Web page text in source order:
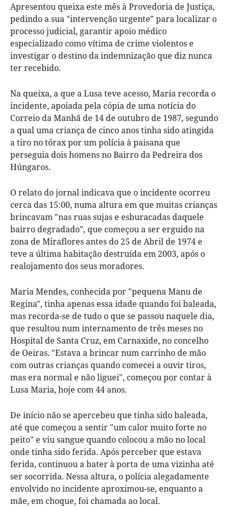
Apresentou queixa este mês à Provedoria de Justiça,
pedindo a sua "intervenção urgente" para localizar o
processo judicial, garantir apoio médico
especializado como vítima de crime violentos e
investigar o destino da indemnização que diz nunca
ter recebido.
Na queixa, a que a Lusa teve acesso, Maria recorda o
incidente, apoiada pela cópia de uma notícia do
Correio da Manhã de 14 de outubro de 1987, segundo
a qual uma criança de cinco anos tinha sido atingida
a tiro no tórax por um polícia à paisana que
perseguia dois homens no Bairro da Pedreira dos
Húngaros.
O relato do jornal indicava que o incidente ocorreu
cerca das 15:00, numa altura em que muitas crianças
brincavam "nas ruas sujas e esburacadas daquele
bairro degradado", que começou a ser erguido na
zona de Miraflores antes do 25 de Abril de 1974 e
teve a última habitação destruída em 2003, após o
realojamento dos seus moradores.
Maria Mendes, conhecida por "pequena Manu de
Regina", tinha apenas essa idade quando foi baleada,
mas recorda-se de tudo o que se passou naquele dia,
que resultou num internamento de três meses no
Hospital de Santa Cruz, em Carnaxide, no concelho
de Oeiras. "Estava a brincar num carrinho de mão
com outras crianças quando comecei a ouvir tiros,
mas era normal e não liguei", começou por contar à
Lusa Maria, hoje com 44 anos.
De início não se apercebeu que tinha sido baleada,
até que começou a sentir "um calor muito forte no
peito" e viu sangue quando colocou a mão no local
onde tinha sido ferida. Após perceber que estava
ferida, continuou a bater à porta de uma vizinha até
ser socorrida. Nessa altura, o polícia alegadamente
envolvido no incidente aproximou-se, enquanto a
mãe, em choque, foi chamada ao local.